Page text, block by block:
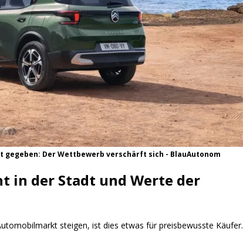
gegeben: Der Wettbewerb verschärft sich - BlauAutonom
in der Stadt und Werte der
steigen, ist dies etwas für preisbewusste Käufer.